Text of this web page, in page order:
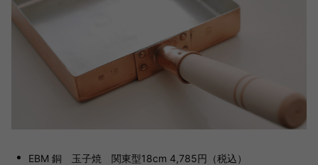
EBM 銅 玉子焼 関東型18cm 4,785円（税込）